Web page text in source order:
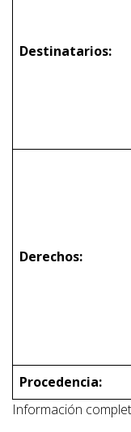
Destinatarios:
Derechos:
Procedencia:
Información